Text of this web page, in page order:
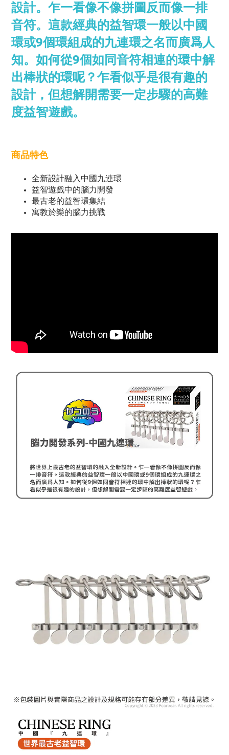
設計。乍一看像不像拼圖反而像一排
音符。這款經典的益智環一般以中國
環或9個環組成的九連環之名而廣爲人
知。如何從9個如同音符相連的環中解
出棒狀的環呢？乍看似乎是很有趣的
設計，但想解開需要一定步驟的高難
度益智遊戲。
商品特色
全新設計融入中國九連環
益智遊戲中的腦力開發
最古老的益智環集結
寓教於樂的腦力挑戰